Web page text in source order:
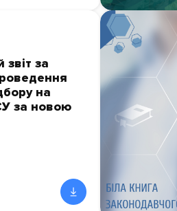
за
на
за новою